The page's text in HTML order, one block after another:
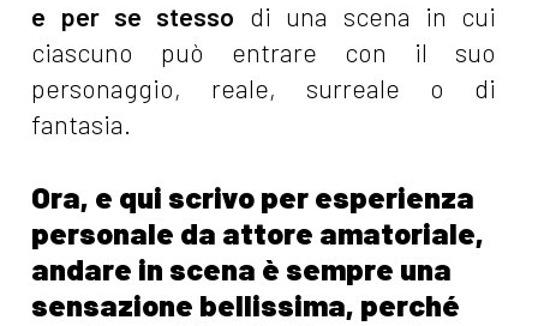
e per se stesso di una scena in cui
ciascuno può entrare con il suo
personaggio, reale, surreale o di
fantasia.
Ora, e qui scrivo per esperienza
personale da attore amatoriale,
andare in scena è sempre una
sensazione bellissima, perché